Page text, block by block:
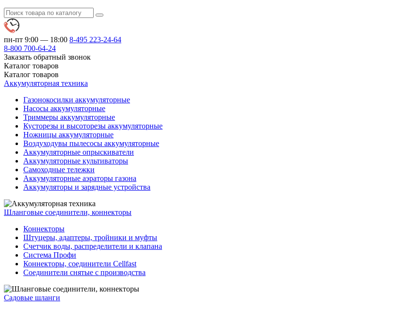
пн-пт 9:00 — 18:00 8-495 223-24-64
8-800 700-64-24
Заказать обратный звонок
Каталог товаров
Каталог товаров
Аккумуляторная техника
Газонокосилки аккумуляторные
Насосы аккумуляторные
Триммеры аккумуляторные
Кусторезы и высоторезы аккумуляторные
Ножницы аккумуляторные
Воздуходувы пылесосы аккумуляторные
Аккумуляторные опрыскиватели
Аккумуляторные культиваторы
Самоходные тележки
Аккумуляторные аэраторы газона
Аккумуляторы и зарядные устройства
Шланговые соединители, коннекторы
Коннекторы
Штуцеры, адаптеры, тройники и муфты
Счетчик воды, распределители и клапана
Система Профи
Коннекторы, соединители Cellfast
Соединители снятые с производства
Садовые шланги